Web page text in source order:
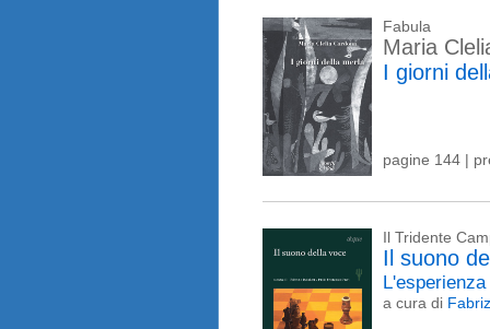
Fabula
Maria
I giorni
pagine 144 |
Il Tridente
Il suono
a cura di